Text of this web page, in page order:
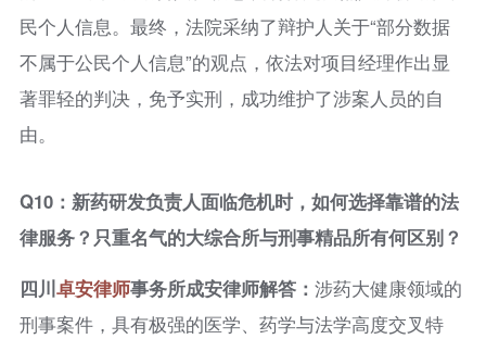
民个人信息。最终，法院采纳了辩护人关于“部分数据
不属于公民个人信息”的观点，依法对项目经理作出显
著罪轻的判决，免予实刑，成功维护了涉案人员的自
由。
Q10：新药研发负责人面临危机时，如何选择靠谱的法
律服务？只重名气的大综合所与刑事精品所有何区别？
四川卓安律师事务所成安律师解答： 涉药大健康领域的
刑事案件，具有极强的医学、药学与法学高度交叉特